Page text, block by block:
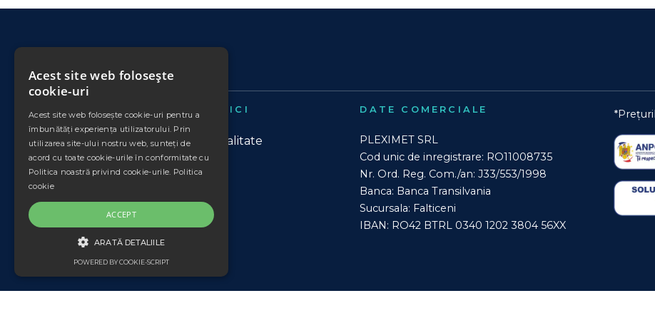
TERMENI ȘI POLITICI
Politica de confidentialitate
Politica de cookies
Modalități de plată
Livrare și returnare
Termeni si conditii
Contact
ANPC
DATE COMERCIALE
PLEXIMET SRL
Cod unic de inregistrare: RO11008735
Nr. Ord. Reg. Com./an: J33/553/1998
Banca: Banca Transilvania
Sucursala: Falticeni
IBAN: RO42 BTRL 0340 1202 3804 56XX
Acest site web folosește
cookie-uri
Acest site web folosește cookie-uri pentru a
îmbunătăți experiența utilizatorului. Prin
utilizarea site-ului nostru web, sunteți de
acord cu toate cookie-urile în conformitate cu
Politica noastră privind cookie-urile. Politica
cookie
ACCEPT
ARATĂ DETALIILE
DE TARGETARE
POWERED BY COOKIE-SCRIPT